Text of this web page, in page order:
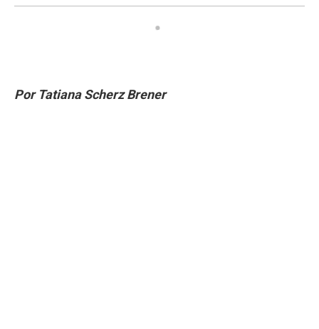
Por Tatiana Scherz Brener